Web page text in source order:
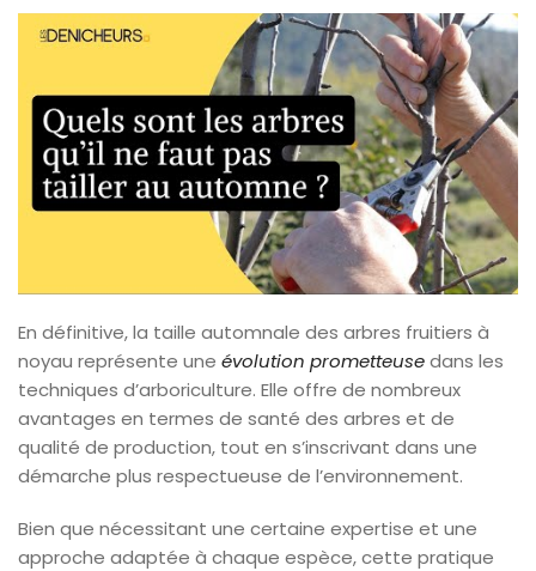
En définitive, la taille automnale des arbres fruitiers à
noyau représente une évolution prometteusedans les
techniques d’arboriculture. Elle offre de nombreux
avantages en termes de santé des arbres et de
qualité de production, tout en s’inscrivant dans une
démarche plus respectueuse de l’environnement.
Bien que nécessitant une certaine expertise et une
approche adaptée à chaque espèce, cette pratique